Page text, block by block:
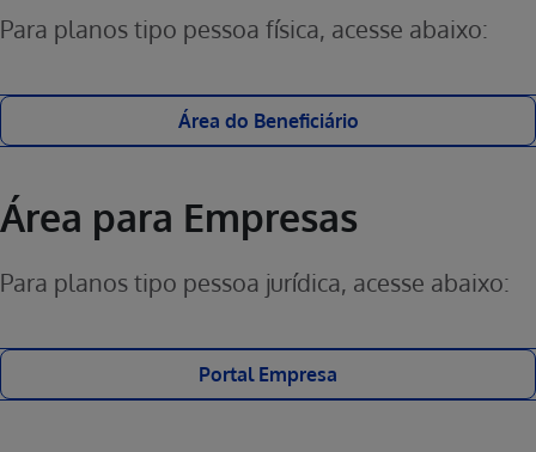
Para planos tipo pessoa física, acesse abaixo:
Área do Beneficiário
Área para Empresas
Para planos tipo pessoa jurídica, acesse abaixo:
Portal Empresa